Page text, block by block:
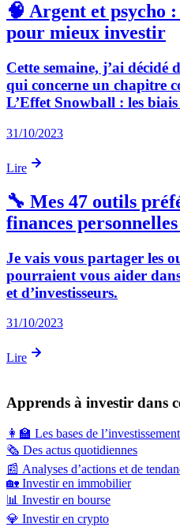
🧠 Argent et psycho
pour mieux investir
Cette semaine, j’ai décidé
qui concerne un chapitre
L’Effet Snowball : les
31/10/2023
Lire
🔧 Mes 47 outils
finances
Je vais vous partager les
pourraient vous aider dans
et d’investisseurs.
31/10/2023
Lire
Apprends à investir dans
👩‍🏫 Les bases de l’investissement
🗞️ Des actus quotidiennes
📰 Analyses d’actions et de
🏡 Investir en immobilier
📊 Investir en bourse
💎 Investir en crypto